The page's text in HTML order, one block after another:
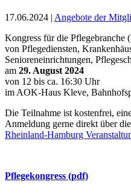
17.06.2024 | Angebote der
Kongress für die Pflegebranche
von Pflegediensten,
Senioreneinrichtungen,
am 29. August 2024
von 12 bis ca. 16:30 Uhr
im AOK-Haus Kleve,
Die Teilnahme ist kostenfrei,
Anmeldung gerne direkt über
Rheinland-Hamburg
Pflegekongress (pdf)